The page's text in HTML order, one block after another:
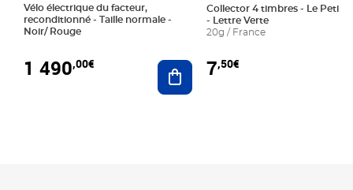
Vélo électrique du facteur,
reconditionné - Taille normale -
Noir/ Rouge
1 490,00€ Ajouter au panier
Collector 4 timbres - Le Petit
- Lettre Verte
20g / France
7,50€